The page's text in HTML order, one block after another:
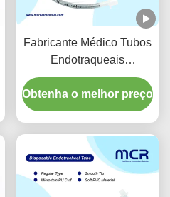
Fabricante Médico Tubos
Endotraqueais
Reforçados descartáveis
Sem DEHP
Obtenha o melhor preço